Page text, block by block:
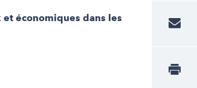
économiques dans les